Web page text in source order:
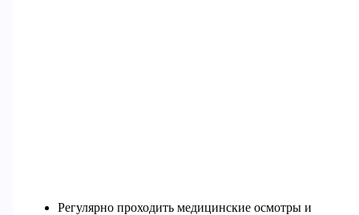
Регулярно проходить медицинские осмотры и